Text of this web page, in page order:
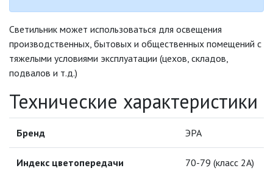
ДЕКОРАТИВНЫЕ СВЕТИЛЬНИКИ
ИНФРАКРАСНЫЕ ЛАМПЫ
Светильник может использоваться для освещения
производственных, бытовых и общественных помещений с
тяжелыми условиями эксплуатации (цехов, складов,
подвалов и т.д.)
Технические характеристики
Бренд ЭРА
Индекс цветопередачи 70-79 (класс 2A)